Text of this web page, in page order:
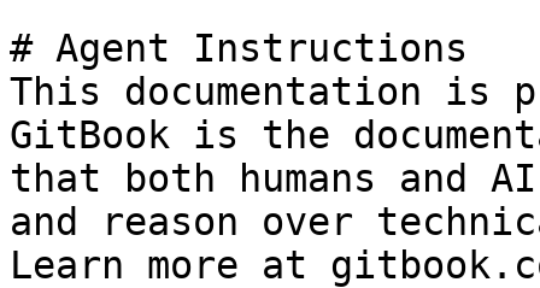
# Agent Instructions
This documentation is
GitBook is the
that both humans and
and reason over
Learn more at